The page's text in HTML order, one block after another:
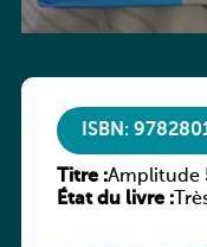
ISBN:
Titre :Amplitude
État du livre :